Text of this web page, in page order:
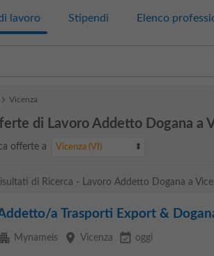
lavoro Stipendi Elenco
Vicenza
di Lavoro Addetto Dogana a
offerte a Vicenza (VI)
di Ricerca - Lavoro Addetto Dogana a
a Trasporti Export &
Mynameis place Vicenza event_available oggi